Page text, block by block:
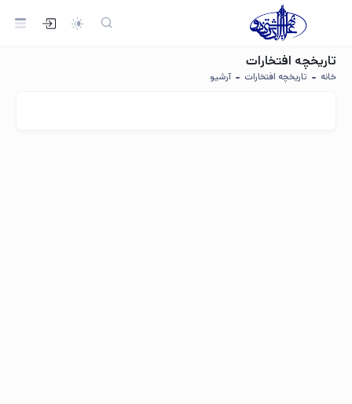
تاریخچه افتخارات
خانه تاریخچه افتخارات آرشیو